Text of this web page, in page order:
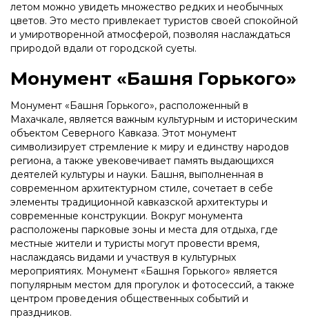
летом можно увидеть множество редких и необычных
цветов. Это место привлекает туристов своей спокойной
и умиротворенной атмосферой, позволяя наслаждаться
природой вдали от городской суеты.
Монумент «Башня Горького»
Монумент «Башня Горького», расположенный в
Махачкале, является важным культурным и историческим
объектом Северного Кавказа. Этот монумент
символизирует стремление к миру и единству народов
региона, а также увековечивает память выдающихся
деятелей культуры и науки. Башня, выполненная в
современном архитектурном стиле, сочетает в себе
элементы традиционной кавказской архитектуры и
современные конструкции. Вокруг монумента
расположены парковые зоны и места для отдыха, где
местные жители и туристы могут провести время,
наслаждаясь видами и участвуя в культурных
мероприятиях. Монумент «Башня Горького» является
популярным местом для прогулок и фотосессий, а также
центром проведения общественных событий и
праздников.